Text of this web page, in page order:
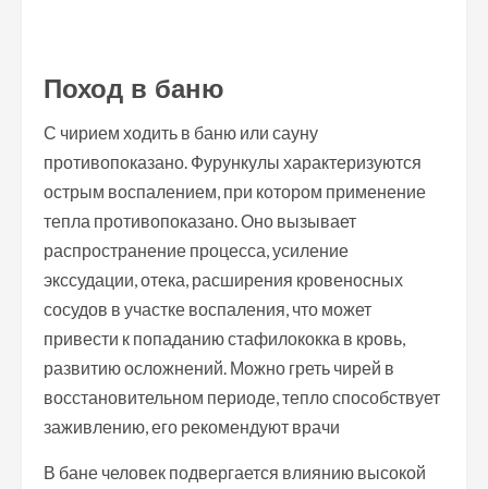
Поход в баню
С чирием ходить в баню или сауну
противопоказано. Фурункулы характеризуются
острым воспалением, при котором применение
тепла противопоказано. Оно вызывает
распространение процесса, усиление
экссудации, отека, расширения кровеносных
сосудов в участке воспаления, что может
привести к попаданию стафилококка в кровь,
развитию осложнений. Можно греть чирей в
восстановительном периоде, тепло способствует
заживлению, его рекомендуют врачи
В бане человек подвергается влиянию высокой